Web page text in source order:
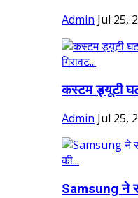
Admin Jul 25,
कस्टम ड्यूटी
Admin Jul 25,
Samsung ने